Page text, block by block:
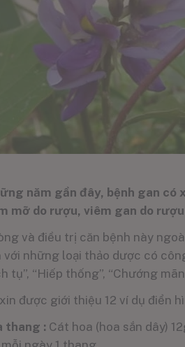
năm gần đây, bệnh gan
mỡ do rượu, viêm gan do
và điều trị căn bệnh này
với những loại thảo dược có
tụ”, “Hiếp thống”, “Chướng
được giới thiệu 12 ví dụ điển
thang : Cát hoa (hoa sắn dây)